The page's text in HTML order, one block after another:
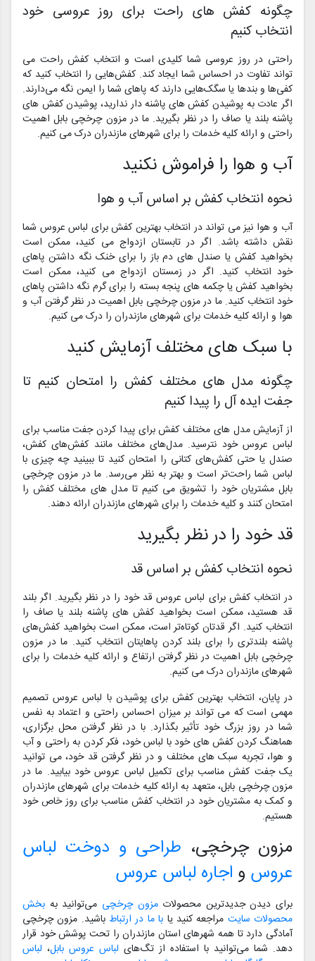
چگونه کفش های راحت برای روز عروسی خود
انتخاب کنیم
راحتی در روز عروسی شما کلیدی است و انتخاب کفش راحت می
تواند تفاوت در احساس شما ایجاد کند. کفش‌هایی را انتخاب کنید که
کفی‌ها و بند‌ها یا سگک‌هایی دارند که پاهای شما را ایمن نگه می‌دارند.
اگر عادت به پوشیدن کفش های پاشنه دار ندارید، پوشیدن کفش های
پاشنه بلند یا صاف را در نظر بگیرید. ما در مزون چرخچی بابل اهمیت
راحتی و ارائه کلیه خدمات را برای شهرهای مازندران درک می کنیم.
آب و هوا را فراموش نکنید
نحوه انتخاب کفش بر اساس آب و هوا
آب و هوا نیز می تواند در انتخاب بهترین کفش برای لباس عروس شما
نقش داشته باشد. اگر در تابستان ازدواج می کنید، ممکن است
بخواهید کفش یا صندل های دم باز را برای خنک نگه داشتن پاهای
خود انتخاب کنید. اگر در زمستان ازدواج می کنید، ممکن است
بخواهید کفش یا چکمه های پنجه بسته را برای گرم نگه داشتن پاهای
خود انتخاب کنید. ما در مزون چرخچی بابل اهمیت در نظر گرفتن آب و
هوا و ارائه کلیه خدمات برای شهرهای مازندران را درک می کنیم.
با سبک های مختلف آزمایش کنید
چگونه مدل های مختلف کفش را امتحان کنیم تا
جفت ایده آل را پیدا کنیم
از آزمایش مدل های مختلف کفش برای پیدا کردن جفت مناسب برای
لباس عروس خود نترسید. مدل‌های مختلف مانند کفش‌های کفش،
صندل یا حتی کفش‌های کتانی را امتحان کنید تا ببینید چه چیزی با
لباس شما راحت‌تر است و بهتر به نظر می‌رسد. ما در مزون چرخچی
بابل مشتریان خود را تشویق می کنیم تا مدل های مختلف کفش را
امتحان کنند و کلیه خدمات را برای شهرهای مازندران ارائه دهند.
قد خود را در نظر بگیرید
نحوه انتخاب کفش بر اساس قد
در انتخاب کفش برای لباس عروس قد خود را در نظر بگیرید. اگر بلند
قد هستید، ممکن است بخواهید کفش های پاشنه بلند یا صاف را
انتخاب کنید. اگر قدتان کوتاه‌تر است، ممکن است بخواهید کفش‌های
پاشنه بلندتری را برای بلند کردن پاهایتان انتخاب کنید. ما در مزون
چرخچی بابل اهمیت در نظر گرفتن ارتفاع و ارائه کلیه خدمات را برای
شهرهای مازندران درک می کنیم.
در پایان، انتخاب بهترین کفش برای پوشیدن با لباس عروس تصمیم
مهمی است که می تواند بر میزان احساس راحتی و اعتماد به نفس
شما در روز بزرگ خود تأثیر بگذارد. با در نظر گرفتن محل برگزاری،
هماهنگ کردن کفش های خود با لباس خود، فکر کردن به راحتی و آب
و هوا، تجربه سبک های مختلف و در نظر گرفتن قد خود، می توانید
یک جفت کفش مناسب برای تکمیل لباس عروس خود بیابید. ما در
مزون چرخچی بابل، متعهد به ارائه کلیه خدمات برای شهرهای مازندران
و کمک به مشتریان خود در انتخاب کفش مناسب برای روز خاص خود
هستیم.
مزون چرخچی، طراحی و دوخت لباس
عروس و اجاره لباس عروس
برای دیدن جدیدترین محصولاتمزون چرخچی می‌توانید به بخش
محصولات سایت مراجعه کنید یا با ما در ارتباط باشید. مزون چرخچی
آمادگی دارد تا همه شهرهای استان مازندران را تحت پوشش خود قرار
دهد. شما می‌توانید با استفاده از تگ‌های لباس عروس بابل، لباس